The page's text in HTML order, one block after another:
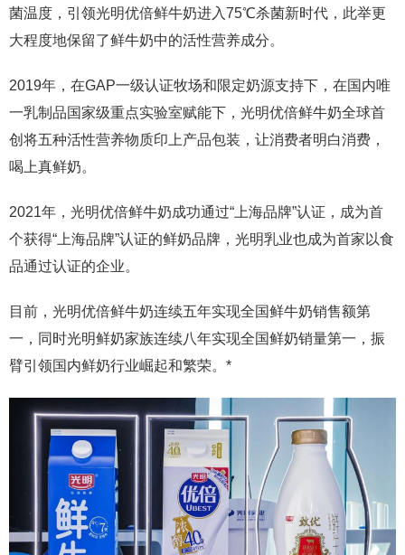
菌温度，引领光明优倍鲜牛奶进入75℃杀菌新时代，此举更
大程度地保留了鲜牛奶中的活性营养成分。
2019年，在GAP一级认证牧场和限定奶源支持下，在国内唯
一乳制品国家级重点实验室赋能下，光明优倍鲜牛奶全球首
创将五种活性营养物质印上产品包装，让消费者明白消费，
喝上真鲜奶。
2021年，光明优倍鲜牛奶成功通过“上海品牌”认证，成为首
个获得“上海品牌”认证的鲜奶品牌，光明乳业也成为首家以食
品通过认证的企业。
目前，光明优倍鲜牛奶连续五年实现全国鲜牛奶销售额第
一，同时光明鲜奶家族连续八年实现全国鲜奶销量第一，振
臂引领国内鲜奶行业崛起和繁荣。*